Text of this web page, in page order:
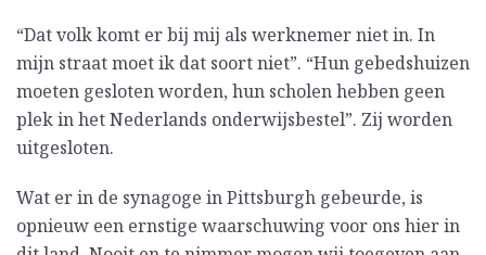
“Dat volk komt er bij mij als werknemer niet in. In
mijn straat moet ik dat soort niet”. “Hun gebedshuizen
moeten gesloten worden, hun scholen hebben geen
plek in het Nederlands onderwijsbestel”. Zij worden
uitgesloten.
Wat er in de synagoge in Pittsburgh gebeurde, is
opnieuw een ernstige waarschuwing voor ons hier in